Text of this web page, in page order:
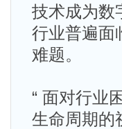
技术成为数
行业普遍面
难题。
“ 面对行业
生命周期的